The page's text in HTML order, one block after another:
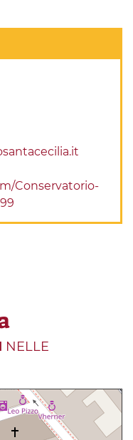
Conservatorio-
NELLE